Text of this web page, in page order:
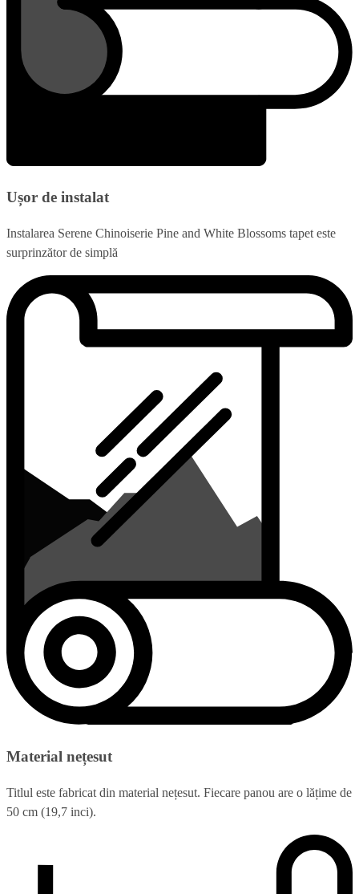
Ușor de instalat
Instalarea Serene Chinoiserie Pine and White Blossoms tapet este
surprinzător de simplă
Material nețesut
Titlul este fabricat din material nețesut. Fiecare panou are o lățime de
50 cm (19,7 inci).